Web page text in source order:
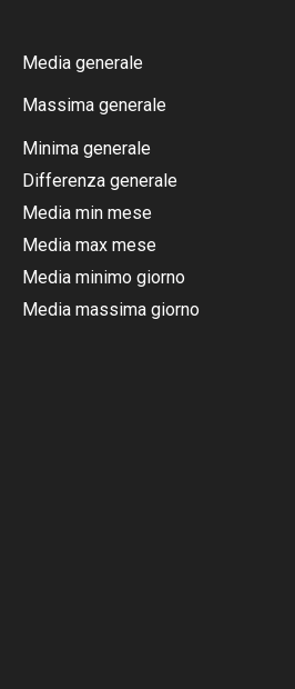
Media generale
Massima generale
Minima generale
Differenza generale
Media min mese
Media max mese
Media minimo giorno
Media massima giorno